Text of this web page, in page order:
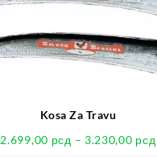
Kosa Za Travu
2.699,00 рсд – 3.230,00 рсд